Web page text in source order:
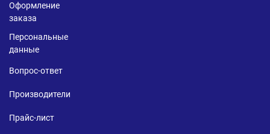
Оформление
заказа
Персональные
данные
Вопрос-ответ
Производители
Прайс-лист